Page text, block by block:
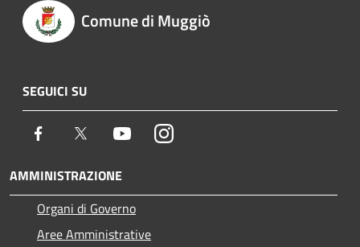
Comune di Muggiò
SEGUICI SU
Facebook Twitter YoutubeInstagram
AMMINISTRAZIONE
Organi di Governo
Aree Amministrative